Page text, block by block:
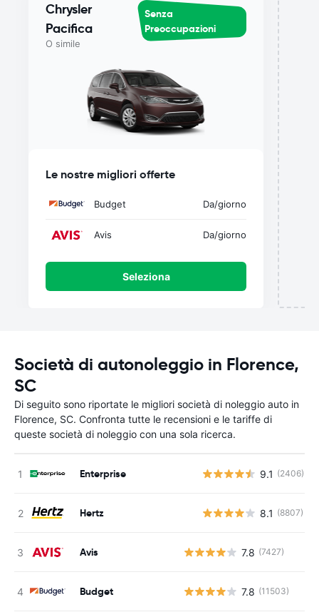
Chrysler
Pacifica
O simile
Senza
Preoccupazioni
Le nostre migliori offerte
Budget Da/giorno
Avis Da/giorno
Seleziona
Società di autonoleggio in Florence,
SC
Di seguito sono riportate le migliori società di noleggio auto in
Florence, SC. Confronta tutte le recensioni e le tariffe di
queste società di noleggio con una sola ricerca.
Enterprise 9.1 (2406)
Hertz 8.1 (8807)
Avis 7.8 (7427)
Budget 7.8 (11503)